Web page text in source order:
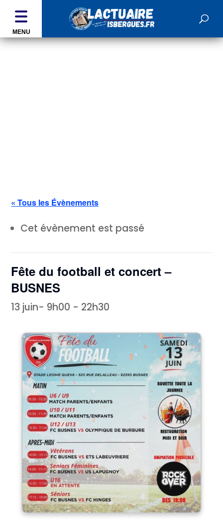
MENU
« Tous les Évènements
Cet évènement est passé
Fête du football et concert –
BUSNES
13 juin- 9h00 - 22h30